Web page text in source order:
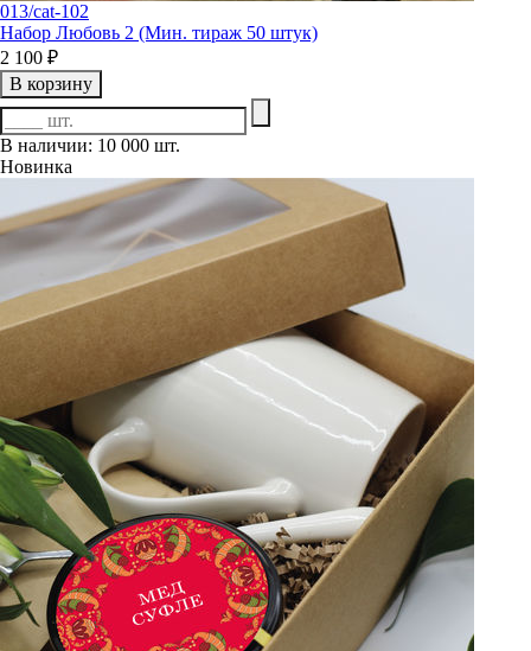
013/cat-102
Набор Любовь 2 (Мин. тираж 50 штук)
2 100 ₽
В корзину
В наличии: 10 000 шт.
Новинка